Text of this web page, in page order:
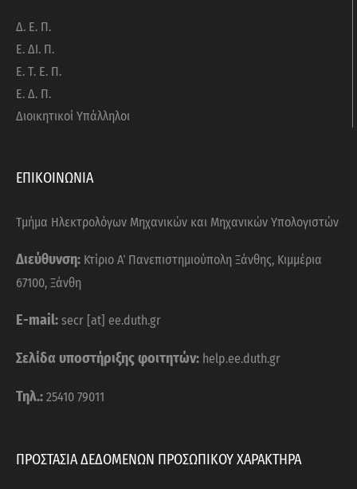
Δ. Ε. Π.
Ε. ΔΙ. Π.
Ε. Τ. Ε. Π.
Ε. Δ. Π.
Διοικητικοί Υπάλληλοι
ΕΠΙΚΟΙΝΩΝΙΑ
Τμήμα Ηλεκτρολόγων Μηχανικών και Μηχανικών Υπολογιστών
Διεύθυνση: Κτίριο Α΄ Πανεπιστημιούπολη Ξάνθης, Κιμμέρια
67100, Ξάνθη
E-mail: secr [at] ee.duth.gr
Σελίδα υποστήριξης φοιτητών: help.ee.duth.gr
Τηλ.: 25410 79011
ΠΡΟΣΤΑΣΙΑ ΔΕΔΟΜΕΝΩΝ ΠΡΟΣΩΠΙΚΟΥ ΧΑΡΑΚΤΗΡΑ